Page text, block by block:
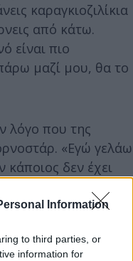
Information
to third parties, or
information for
καραγκιοζιλίκια
από κάτω.
είναι πιο
μαζί μου, θα το
λόγο που της
«Εγώ γελάω
δεν έχει